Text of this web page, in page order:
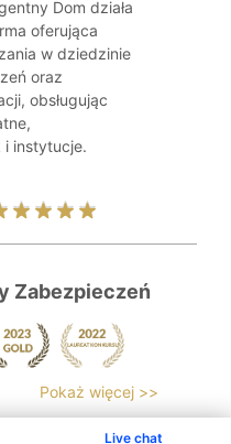
Live chat
Dom działa
oferująca
w dziedzinie
oraz
obsługując
i instytucje.
Zabezpieczeń
Pokaż więcej >>